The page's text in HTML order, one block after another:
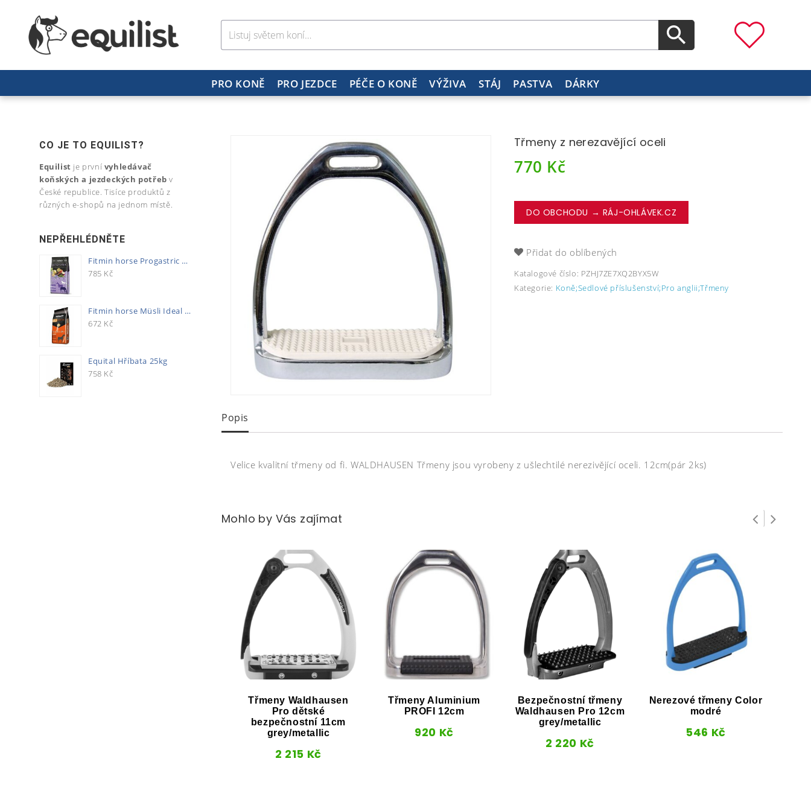
PRO KONĚ PRO JEZDCE PÉČE O KONĚ VÝŽIVA STÁJ PASTVA DÁRKY
Třmeny z nerezavějící oceli
770 Kč
DO OBCHODU → RÁJ-OHLÁVEK.CZ
Přidat do oblíbených
Katalogové číslo: PZHJ7ZE7XQ2BYX5W
Kategorie: Koně;Sedlové příslušenství;Pro anglii;Třmeny
Popis
Velice kvalitní třmeny od fi. WALDHAUSEN Třmeny jsou vyrobeny z ušlechtilé nerezivějící oceli. 12cm(pár 2ks)
Mohlo by Vás zajímat
Třmeny Waldhausen
Pro dětské
bezpečnostní 11cm
grey/metallic
2 215 Kč
Třmeny Aluminium
PROFI 12cm
920 Kč
Bezpečnostní třmeny
Waldhausen Pro 12cm
grey/metallic
2 220 Kč
Nerezové třmeny Color
modré
546 Kč
CO JE TO EQUILIST?
Equilist je první vyhledávač
koňských a jezdeckých potřeb v
České republice. Tisíce produktů z
různých e-shopů na jednom místě.
NEPŘEHLÉDNĚTE
Fitmin horse Progastric 20kg
785 Kč
Fitmin horse Müsli Ideal 20kg
672 Kč
Equital Hříbata 25kg
758 Kč